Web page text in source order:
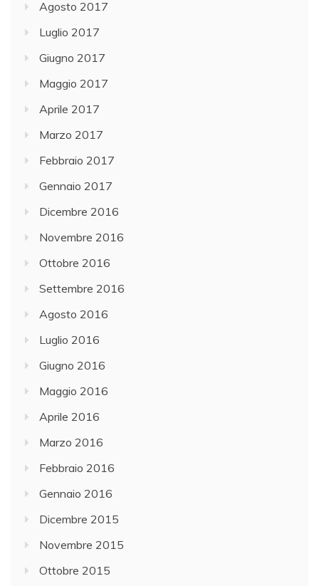
Agosto 2017
Luglio 2017
Giugno 2017
Maggio 2017
Aprile 2017
Marzo 2017
Febbraio 2017
Gennaio 2017
Dicembre 2016
Novembre 2016
Ottobre 2016
Settembre 2016
Agosto 2016
Luglio 2016
Giugno 2016
Maggio 2016
Aprile 2016
Marzo 2016
Febbraio 2016
Gennaio 2016
Dicembre 2015
Novembre 2015
Ottobre 2015